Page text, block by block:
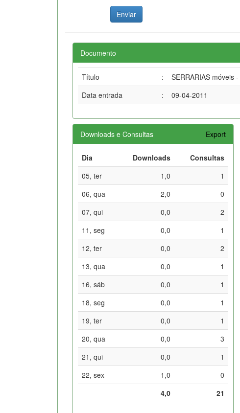
Documento
Título :
SERRARIAS móveis
Data entrada
: 09-04-2011
Downloads e Consultas Export
Dia Downloads
Consultas
05, ter
1,0
1
06, qua
2,0
0
07, qui
0,0
2
11, seg
0,0
1
12, ter
0,0
2
13, qua
0,0
1
16, sáb
0,0
1
18, seg
0,0
1
19, ter
0,0
1
20, qua
0,0
3
21, qui
0,0
1
22, sex
1,0
0
4,0
21